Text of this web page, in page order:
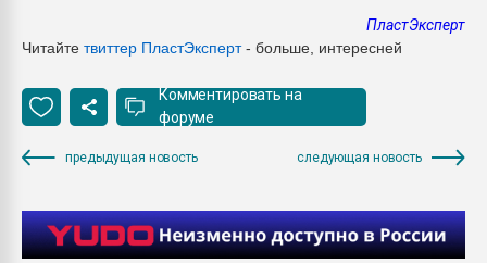
ПластЭксперт
Читайте твиттер ПластЭксперт- больше, интересней
Комментировать на
форуме
предыдущая новость следующая новость